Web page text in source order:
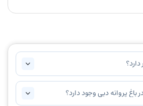
باغ پروانه دبی وجود دارد؟